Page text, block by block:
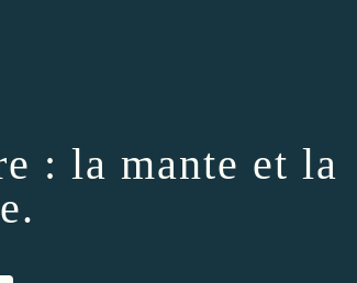
: la mante et la